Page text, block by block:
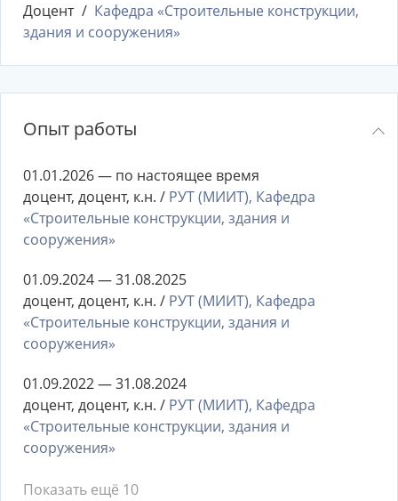
Доцент
Кафедра «Строительные конструкции,
здания и сооружения»
Опыт работы
01.01.2026 — по настоящее время
доцент, доцент, к.н. / РУТ (МИИТ), Кафедра
«Строительные конструкции, здания и
сооружения»
01.09.2024 — 31.08.2025
доцент, доцент, к.н. / РУТ (МИИТ), Кафедра
«Строительные конструкции, здания и
сооружения»
01.09.2022 — 31.08.2024
доцент, доцент, к.н. / РУТ (МИИТ), Кафедра
«Строительные конструкции, здания и
сооружения»
Показать ещё 10